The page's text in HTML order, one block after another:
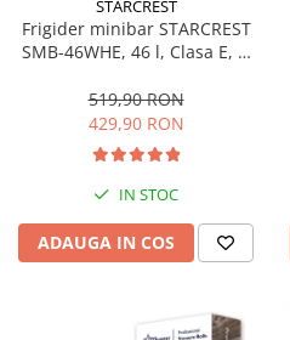
Aspiratoare
Mopuri electrice cu abur
Cantare corporale
Ingrijire tesaturi
Statii de calcat
Masini de cusut
Ondulatoare
STARCREST
Frigider minibar STARCREST
SMB-46WHE, 46 l, Clasa E, H
519,90 RON
429,90 RON
IN STOC
ADAUGA IN COS